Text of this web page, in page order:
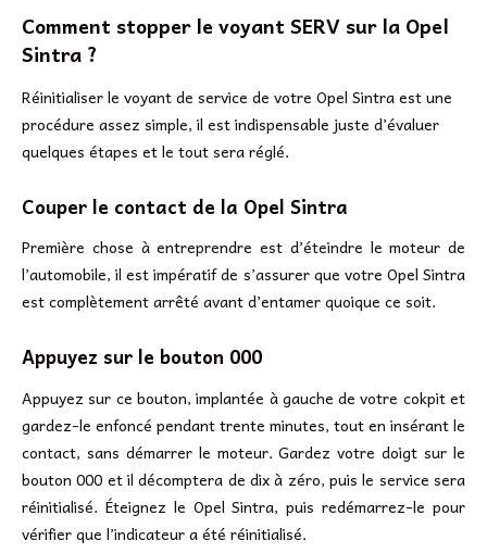
Comment stopper le voyant SERV sur la Opel
Sintra ?
Réinitialiser le voyant de service de votre Opel Sintra est une
procédure assez simple, il est indispensable juste d’évaluer
quelques étapes et le tout sera réglé.
Couper le contact de la Opel Sintra
Première chose à entreprendre est d’éteindre le moteur de
l’automobile, il est impératif de s’assurer que votre Opel Sintra
est complètement arrêté avant d’entamer quoique ce soit.
Appuyez sur le bouton 000
Appuyez sur ce bouton, implantée à gauche de votre cokpit et
gardez-le enfoncé pendant trente minutes, tout en insérant le
contact, sans démarrer le moteur. Gardez votre doigt sur le
bouton 000 et il décomptera de dix à zéro, puis le service sera
réinitialisé. Éteignez le Opel Sintra, puis redémarrez-le pour
vérifier que l’indicateur a été réinitialisé.